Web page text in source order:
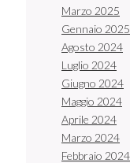
Marzo 2025
Gennaio 2025
Agosto 2024
Luglio 2024
Giugno 2024
Maggio 2024
Aprile 2024
Marzo 2024
Febbraio 2024